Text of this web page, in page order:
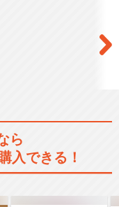
舞
ら
入できる！